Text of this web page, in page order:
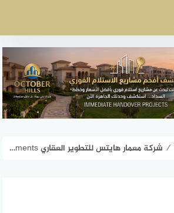
⁄ شركة معمار هايتس للتطوير العقاري Memaar Heights Developments